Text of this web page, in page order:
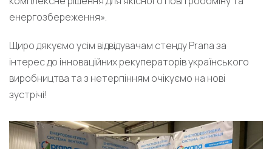
енергозбереження».
Щиро дякуємо усім відвідувачам стенду Prana за
інтерес до інноваційних рекуператорів українського
виробництва та з нетерпінням очікуємо на нові
зустрічі!